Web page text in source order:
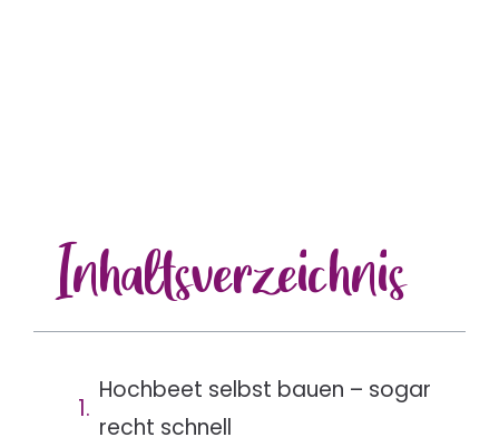
Inhaltsverzeichnis
Hochbeet selbst bauen – sogar
recht schnell